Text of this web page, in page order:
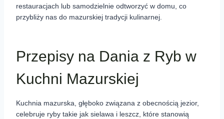
restauracjach lub samodzielnie odtworzyć w domu, co
przybliży nas do mazurskiej tradycji kulinarnej.
Przepisy na Dania z Ryb w
Kuchni Mazurskiej
Kuchnia mazurska, głęboko związana z obecnością jezior,
celebruje ryby takie jak sielawa i leszcz, które stanowią